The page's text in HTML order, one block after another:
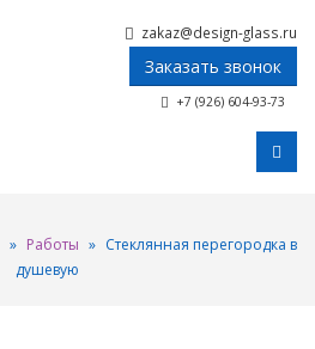
zakaz@design-glass.ru
Заказать звонок
+7 (926) 604-93-73
» Работы » Стеклянная перегородка в
душевую